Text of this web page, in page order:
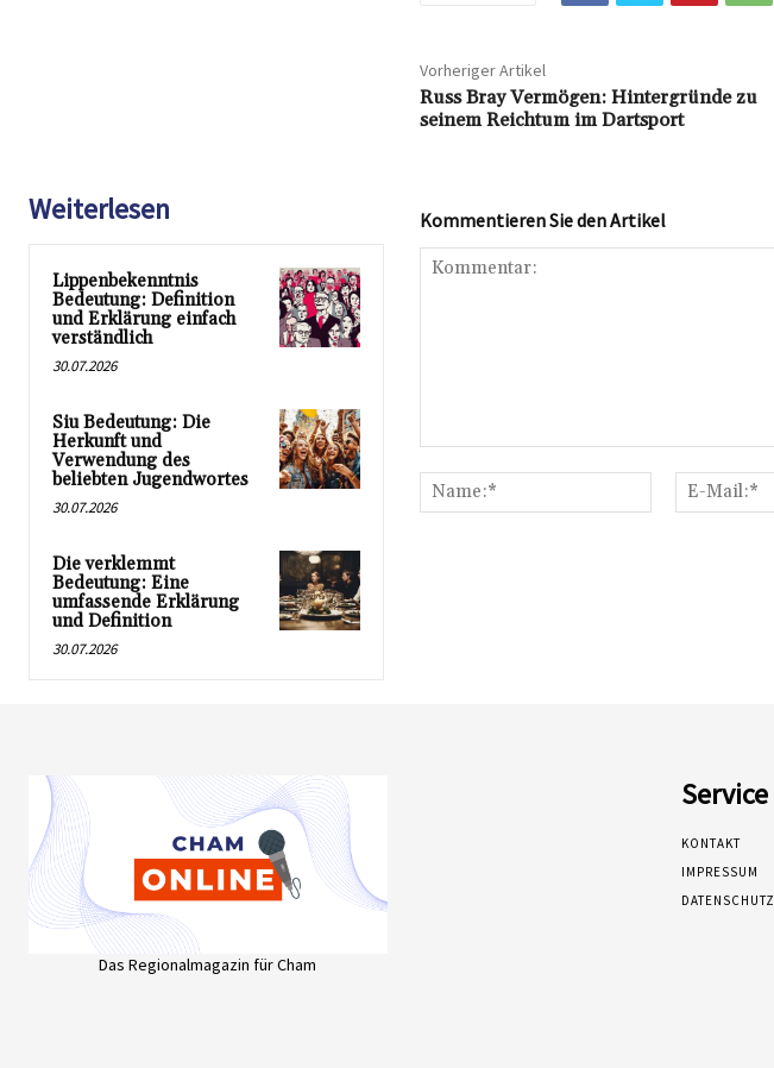
Vorheriger Artikel
Russ Bray Vermögen: Hintergründe zu
seinem Reichtum im Dartsport
Weiterlesen
Lippenbekenntnis
Bedeutung: Definition
und Erklärung einfach
verständlich
30.07.2026
Siu Bedeutung: Die
Herkunft und
Verwendung des
beliebten Jugendwortes
30.07.2026
Die verklemmt
Bedeutung: Eine
umfassende Erklärung
und Definition
30.07.2026
Kommentieren Sie den Artikel
Name:*
Das Regionalmagazin für Cham
Service
KONTAKT
IMPRESSUM
DATENSCHUTZ